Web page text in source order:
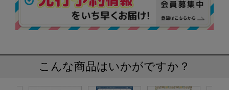
こんな商品はいかがですか？